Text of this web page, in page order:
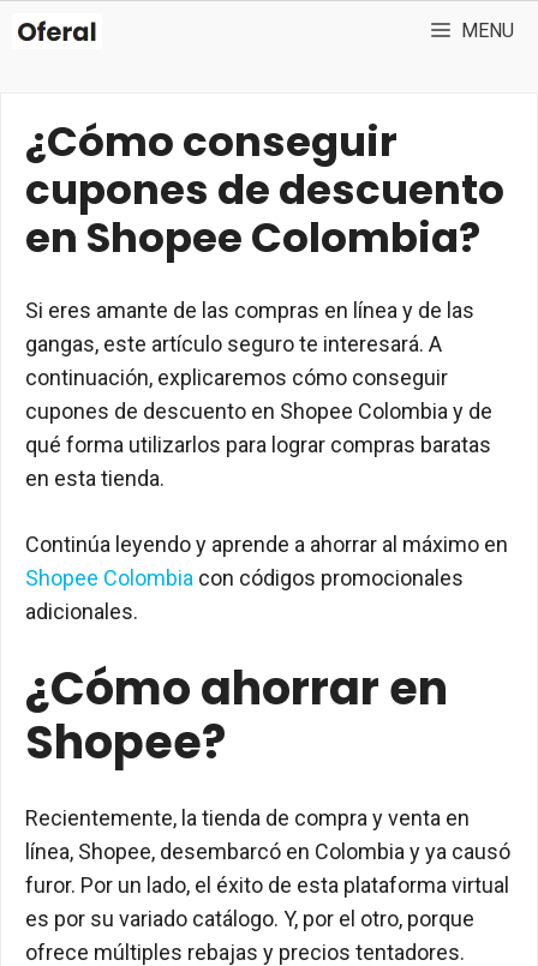
Saltar
MENU
¿Cómo conseguir
cupones de descuento
en Shopee Colombia?
Si eres amante de las compras en línea y de las
gangas, este artículo seguro te interesará. A
continuación, explicaremos cómo conseguir
cupones de descuento en Shopee Colombia y de
qué forma utilizarlos para lograr compras baratas
en esta tienda.
Continúa leyendo y aprende a ahorrar al máximo en
Shopee Colombia con códigos promocionales
adicionales.
¿Cómo ahorrar en
Shopee?
Recientemente, la tienda de compra y venta en
línea, Shopee, desembarcó en Colombia y ya causó
furor. Por un lado, el éxito de esta plataforma virtual
es por su variado catálogo. Y, por el otro, porque
ofrece múltiples rebajas y precios tentadores.